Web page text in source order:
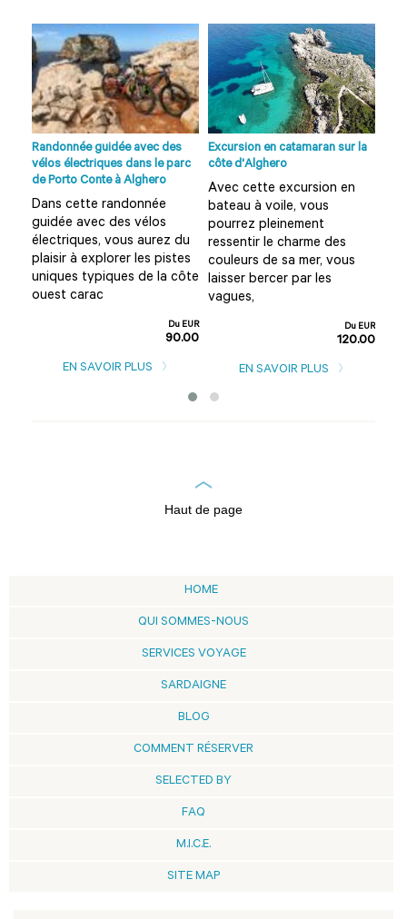
Randonnée guidée avec des
vélos électriques dans le parc
de Porto Conte à Alghero
Dans cette randonnée
guidée avec des vélos
électriques, vous aurez du
plaisir à explorer les pistes
uniques typiques de la côte
ouest carac
Du EUR
90.00
EN SAVOIR PLUS
Excursion en catamaran sur la
côte d'Alghero
Avec cette excursion en
bateau à voile, vous
pourrez pleinement
ressentir le charme des
couleurs de sa mer, vous
laisser bercer par les
vagues,
Du EUR
120.00
EN SAVOIR PLUS
Haut de page
HOME
QUI SOMMES-NOUS
SERVICES VOYAGE
SARDAIGNE
BLOG
COMMENT RÉSERVER
SELECTED BY
FAQ
M.I.C.E.
SITE MAP